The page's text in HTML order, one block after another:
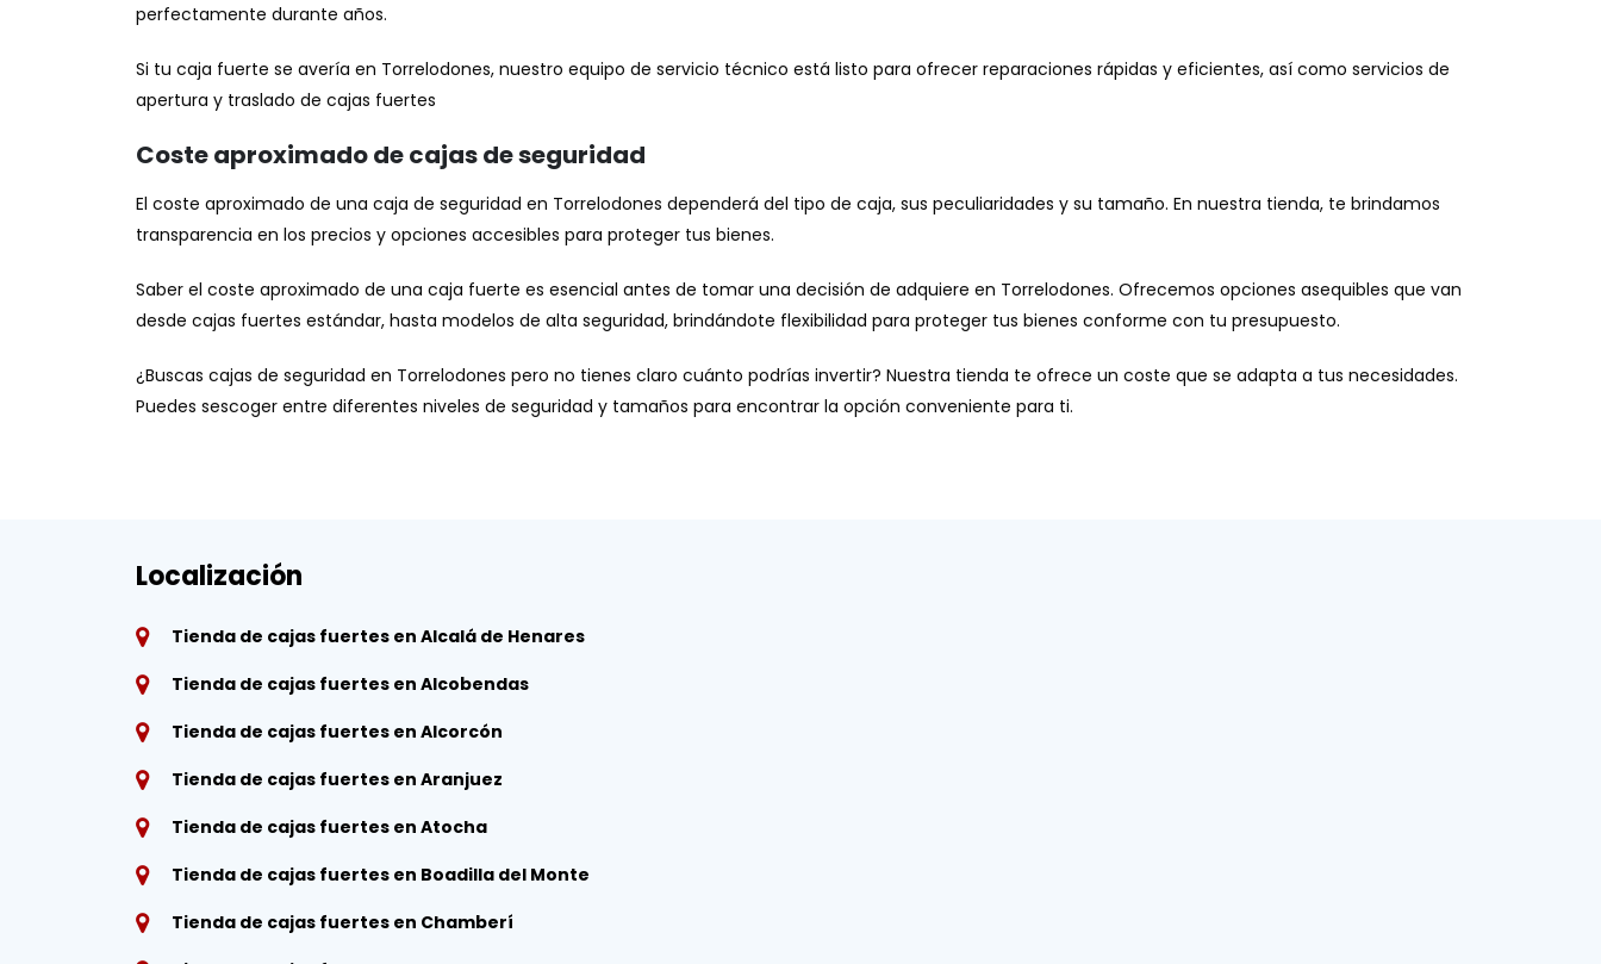
perfectamente durante años.
Si tu caja fuerte se avería en Torrelodones, nuestro equipo de servicio técnico está listo para ofrecer reparaciones rápidas y eficientes, así como servicios de
apertura y traslado de cajas fuertes
Coste aproximado de cajas de seguridad
El coste aproximado de una caja de seguridad en Torrelodones dependerá del tipo de caja, sus peculiaridades y su tamaño. En nuestra tienda, te brindamos
transparencia en los precios y opciones accesibles para proteger tus bienes.
Saber el coste aproximado de una caja fuerte es esencial antes de tomar una decisión de adquiere en Torrelodones. Ofrecemos opciones asequibles que van
desde cajas fuertes estándar, hasta modelos de alta seguridad, brindándote flexibilidad para proteger tus bienes conforme con tu presupuesto.
¿Buscas cajas de seguridad en Torrelodones pero no tienes claro cuánto podrías invertir? Nuestra tienda te ofrece un coste que se adapta a tus necesidades.
Puedes sescoger entre diferentes niveles de seguridad y tamaños para encontrar la opción conveniente para ti.
Localización
Tienda de cajas fuertes en Alcalá de Henares
Tienda de cajas fuertes en Alcobendas
Tienda de cajas fuertes en Alcorcón
Tienda de cajas fuertes en Aranjuez
Tienda de cajas fuertes en Atocha
Tienda de cajas fuertes en Boadilla del Monte
Tienda de cajas fuertes en Chamberí